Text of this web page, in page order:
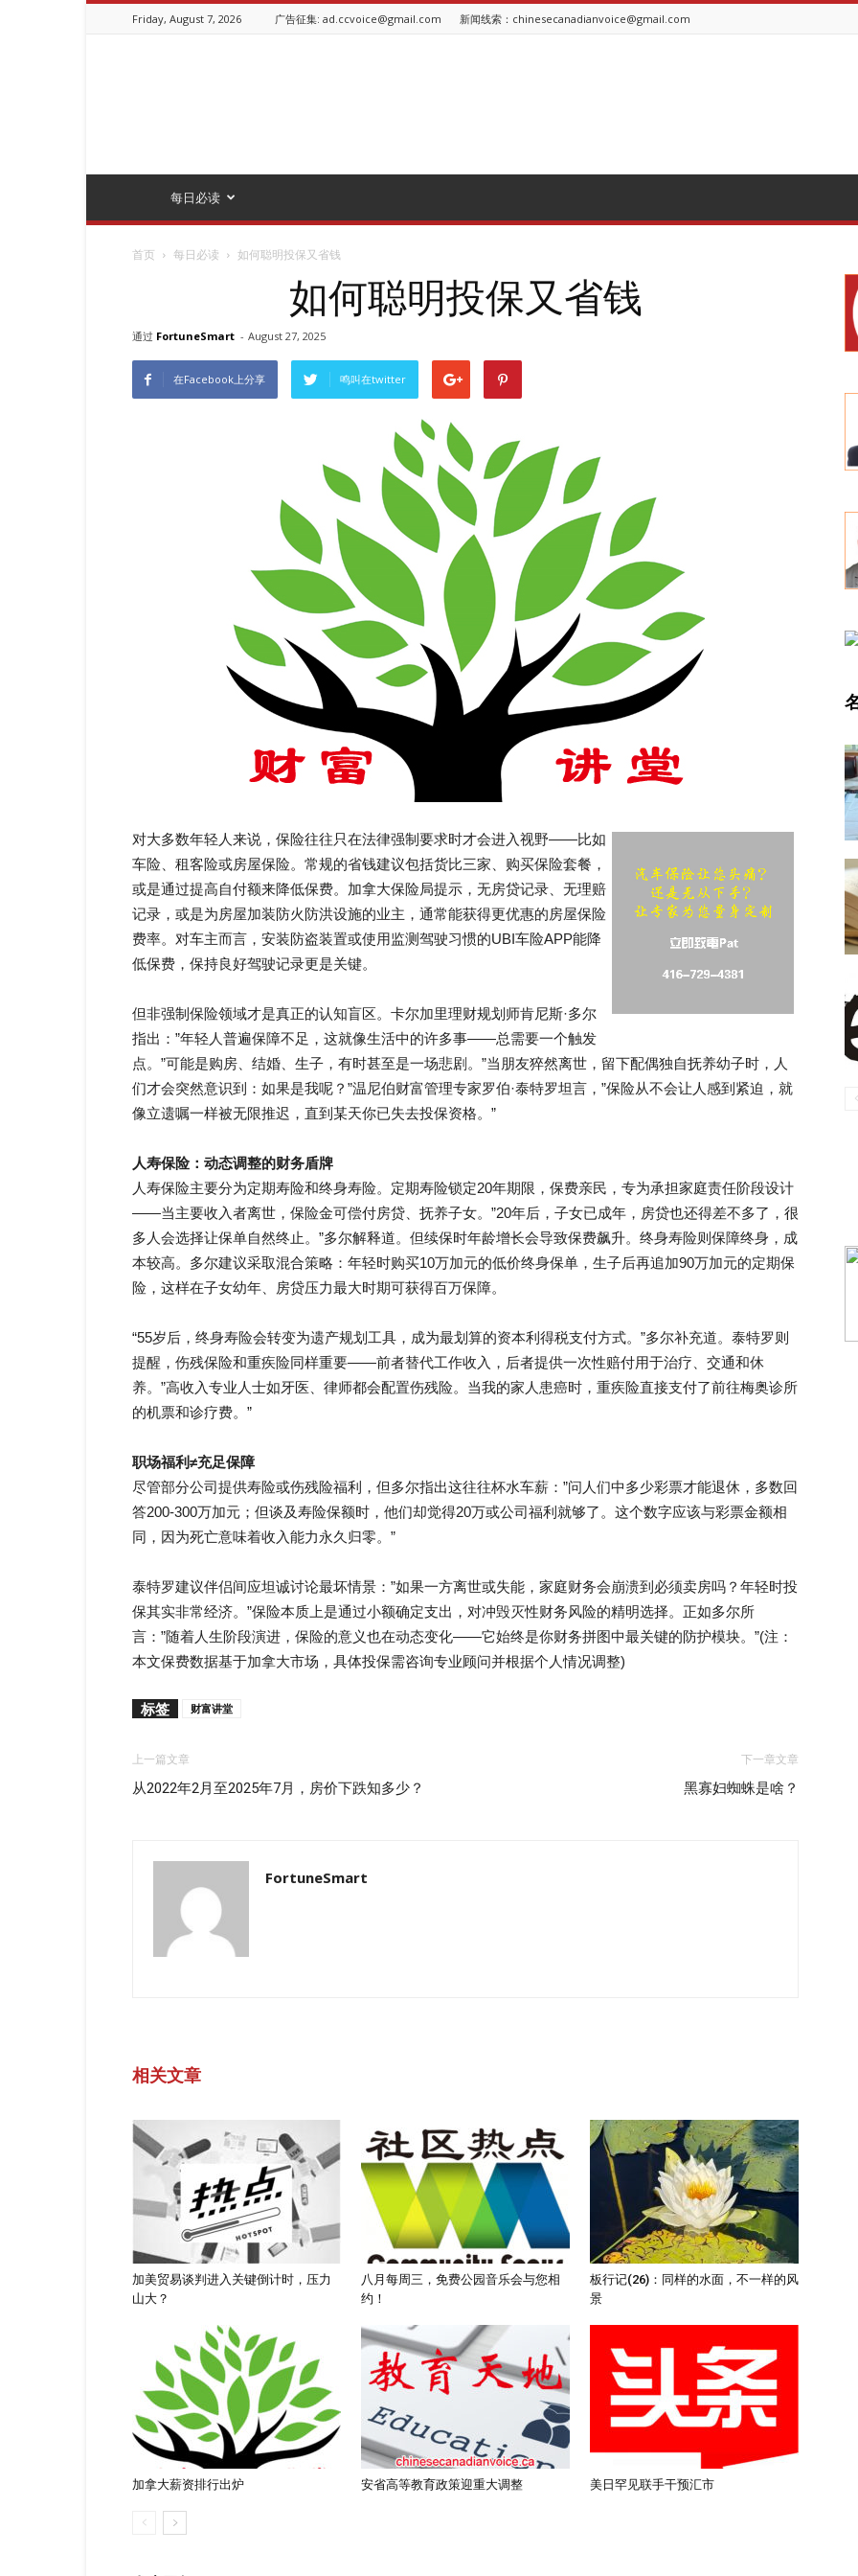
Friday, August 7, 2026 广告征集: ad.ccvoice@gmail.com 新闻线索：chinesecanadianvoice@gmail.com
每日必读
首页 每日必读 如何聪明投保又省钱
如何聪明投保又省钱
通过 FortuneSmart - August 27, 2025
在Facebook上分享 鸣叫在twitter
对大多数年轻人来说，保险往往只在法律强制要求时才会进入视野——比如
车险、租客险或房屋保险。常规的省钱建议包括货比三家、购买保险套餐，
或是通过提高自付额来降低保费。加拿大保险局提示，无房贷记录、无理赔
记录，或是为房屋加装防火防洪设施的业主，通常能获得更优惠的房屋保险
费率。对车主而言，安装防盗装置或使用监测驾驶习惯的UBI车险APP能降
低保费，保持良好驾驶记录更是关键。
但非强制保险领域才是真正的认知盲区。卡尔加里理财规划师肯尼斯·多尔
指出：”年轻人普遍保障不足，这就像生活中的许多事——总需要一个触发
点。”可能是购房、结婚、生子，有时甚至是一场悲剧。”当朋友猝然离世，留下配偶独自抚养幼子时，人
们才会突然意识到：如果是我呢？”温尼伯财富管理专家罗伯·泰特罗坦言，”保险从不会让人感到紧迫，就
像立遗嘱一样被无限推迟，直到某天你已失去投保资格。”
人寿保险：动态调整的财务盾牌
人寿保险主要分为定期寿险和终身寿险。定期寿险锁定20年期限，保费亲民，专为承担家庭责任阶段设计
——当主要收入者离世，保险金可偿付房贷、抚养子女。”20年后，子女已成年，房贷也还得差不多了，很
多人会选择让保单自然终止。”多尔解释道。但续保时年龄增长会导致保费飙升。终身寿险则保障终身，成
本较高。多尔建议采取混合策略：年轻时购买10万加元的低价终身保单，生子后再追加90万加元的定期保
险，这样在子女幼年、房贷压力最大时期可获得百万保障。
“55岁后，终身寿险会转变为遗产规划工具，成为最划算的资本利得税支付方式。”多尔补充道。泰特罗则
提醒，伤残保险和重疾险同样重要——前者替代工作收入，后者提供一次性赔付用于治疗、交通和休
养。”高收入专业人士如牙医、律师都会配置伤残险。当我的家人患癌时，重疾险直接支付了前往梅奥诊所
的机票和诊疗费。”
职场福利≠充足保障
尽管部分公司提供寿险或伤残险福利，但多尔指出这往往杯水车薪：”问人们中多少彩票才能退休，多数回
答200-300万加元；但谈及寿险保额时，他们却觉得20万或公司福利就够了。这个数字应该与彩票金额相
同，因为死亡意味着收入能力永久归零。”
泰特罗建议伴侣间应坦诚讨论最坏情景：”如果一方离世或失能，家庭财务会崩溃到必须卖房吗？年轻时投
保其实非常经济。”保险本质上是通过小额确定支出，对冲毁灭性财务风险的精明选择。正如多尔所
言：”随着人生阶段演进，保险的意义也在动态变化——它始终是你财务拼图中最关键的防护模块。”(注：
本文保费数据基于加拿大市场，具体投保需咨询专业顾问并根据个人情况调整)
标签 财富讲堂
上一篇文章
从2022年2月至2025年7月，房价下跌知多少？
下一章文章
黑寡妇蜘蛛是啥？
FortuneSmart
相关文章
加美贸易谈判进入关键倒计时，压力
山大？
八月每周三，免费公园音乐会与您相
约！
板行记(26)：同样的水面，不一样的风
景
加拿大薪资排行出炉 安省高等教育政策迎重大调整 美日罕见联手干预汇市